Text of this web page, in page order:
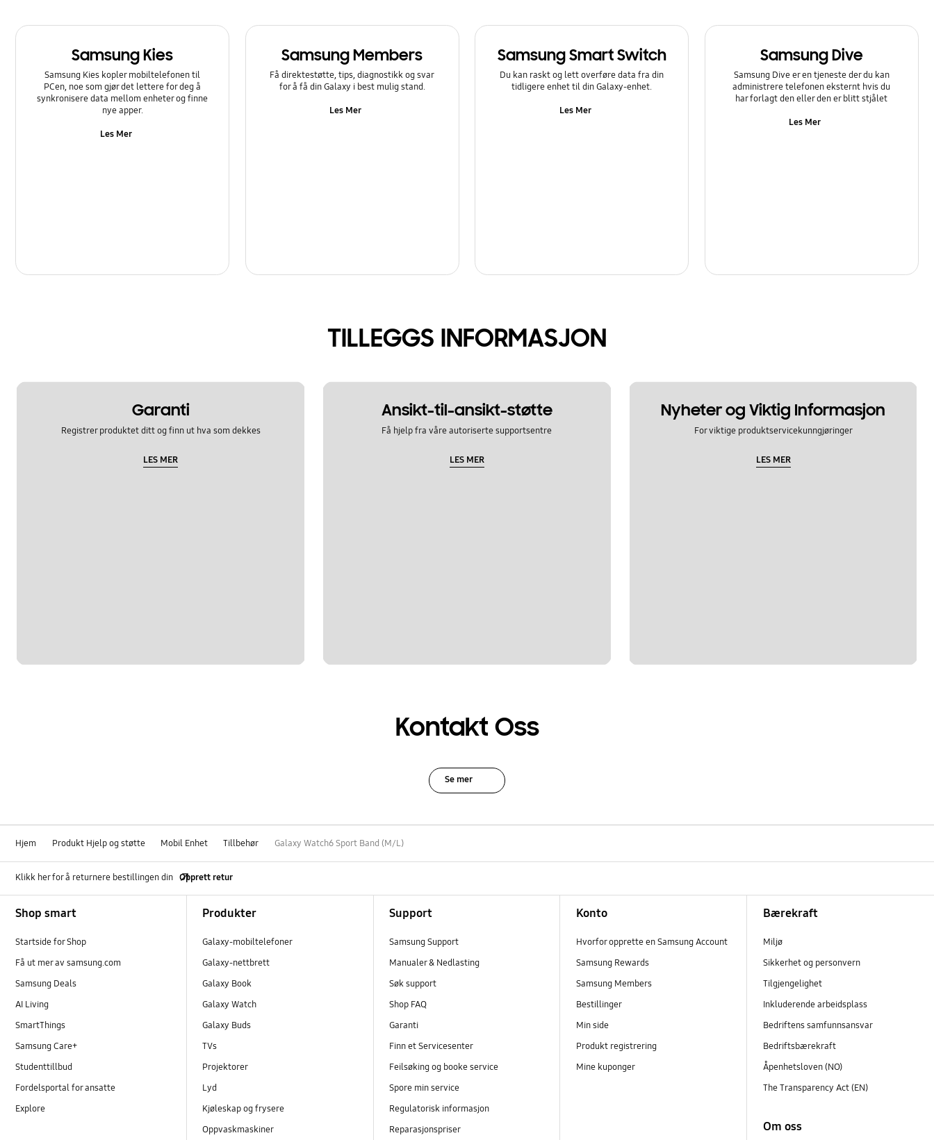
Samsung Kies
Samsung Kies kopler mobiltelefonen til
PCen, noe som gjør det lettere for deg å
synkronisere data mellom enheter og finne
nye apper.
Les Mer
Samsung Members
Få direktestøtte, tips, diagnostikk og svar
for å få din Galaxy i best mulig stand.
Les Mer
Samsung Smart Switch
Du kan raskt og lett overføre data fra din
tidligere enhet til din Galaxy-enhet.
Les Mer
Samsung Dive
Samsung Dive er en tjeneste der du kan
administrere telefonen eksternt hvis du
har forlagt den eller den er blitt stjålet
Les Mer
TILLEGGS INFORMASJON
Garanti
Registrer produktet ditt og finn ut hva som dekkes
LES MER
Ansikt-til-ansikt-støtte
Få hjelp fra våre autoriserte supportsentre
LES MER
Nyheter og Viktig Informasjon
For viktige produktservicekunngjøringer
LES MER
Kontakt Oss
Se mer
Hjem Produkt Hjelp og støtte Mobil Enhet Tillbehør Galaxy Watch6 Sport Band (M/L)
Klikk her for å returnere bestillingen din Opprett retur
Shop smart
Startside for Shop
Få ut mer av samsung.com
Samsung Deals
AI Living
SmartThings
Samsung Care+
Studenttillbud
Fordelsportal for ansatte
Explore
Produkter
Galaxy-mobiltelefoner
Galaxy-nettbrett
Galaxy Book
Galaxy Watch
Galaxy Buds
TVs
Projektorer
Lyd
Kjøleskap og frysere
Oppvaskmaskiner
Support
Samsung Support
Manualer & Nedlasting
Søk support
Shop FAQ
Garanti
Finn et Servicesenter
Feilsøking og booke service
Spore min service
Regulatorisk informasjon
Reparasjonspriser
Konto
Hvorfor opprette en Samsung Account
Samsung Rewards
Samsung Members
Bestillinger
Min side
Produkt registrering
Mine kuponger
Bærekraft
Miljø
Sikkerhet og personvern
Tilgjengelighet
Inkluderende arbeidsplass
Bedriftens samfunnsansvar
Bedriftsbærekraft
Åpenhetsloven (NO)
The Transparency Act (EN)
Om oss